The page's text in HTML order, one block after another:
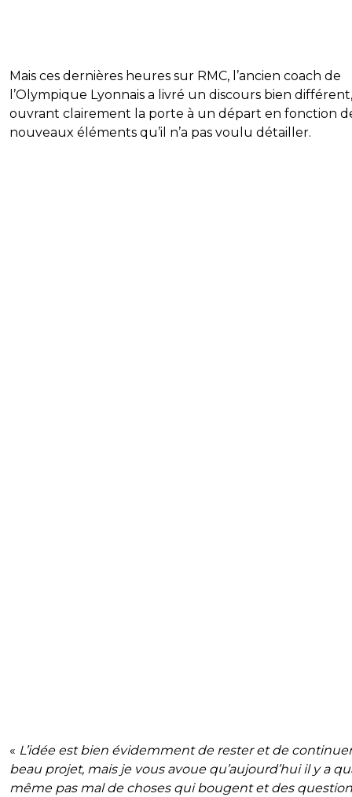
Mais ces dernières heures sur RMC, l’ancien coach de
l’Olympique Lyonnais a livré un discours bien différent,
ouvrant clairement la porte à un départ en fonction
nouveaux éléments qu’il n’a pas voulu détailler.
« L’idée est bien évidemment de rester et de
beau projet, mais je vous avoue qu’aujourd’hui il y a
même pas mal de choses qui bougent et des